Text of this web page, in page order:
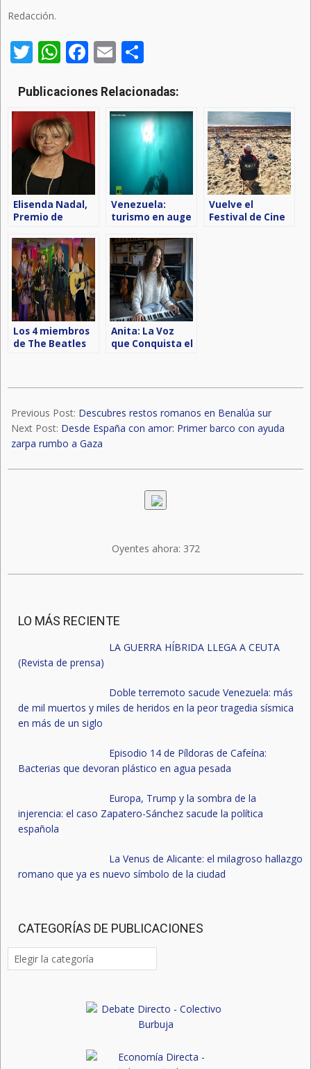
Redacción.
Twitter
WhatsApp
Facebook
Email
Publicaciones Relacionadas:
Elisenda Nadal,
Premio de
Alfonso Sánchez
2023
Venezuela:
turismo en auge
Vuelve el
Festival de Cine
Los 4 miembros
de The Beatles
Anita: La Voz
que Conquista el
03-
11
Previous Post: Descubres restos romanos en Benalúa sur
Next Post: Desde España con amor: Primer barco con ayuda
zarpa rumbo a Gaza
Oyentes ahora: 372
LO MÁS RECIENTE
LA GUERRA HÍBRIDA LLEGA A CEUTA
(Revista de prensa)
Doble terremoto sacude Venezuela: más
de mil muertos y miles de heridos en la peor tragedia sísmica
en más de un siglo
Episodio 14 de Píldoras de Cafeína:
Bacterias que devoran plástico en agua pesada
Europa, Trump y la sombra de la
injerencia: el caso Zapatero-Sánchez sacude la política
española
La Venus de Alicante: el milagroso hallazgo
romano que ya es nuevo símbolo de la ciudad
CATEGORÍAS DE PUBLICACIONES
Categorías
de